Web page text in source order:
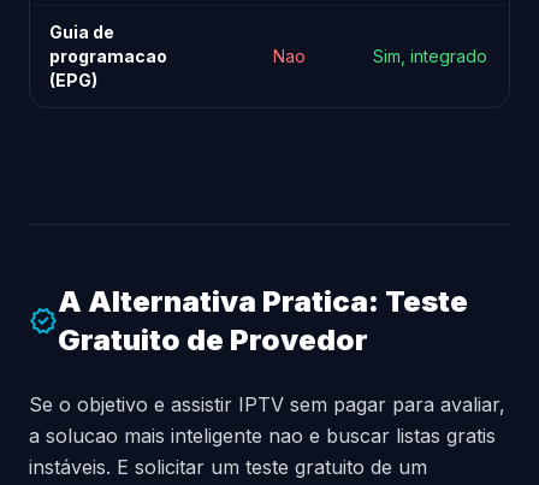
Guia de
programacao
(EPG)
Nao Sim, integrado
verified
A Alternativa Pratica: Teste
Gratuito de Provedor
Se o objetivo e assistir IPTV sem pagar para avaliar,
a solucao mais inteligente nao e buscar listas gratis
instáveis. E solicitar um teste gratuito de um